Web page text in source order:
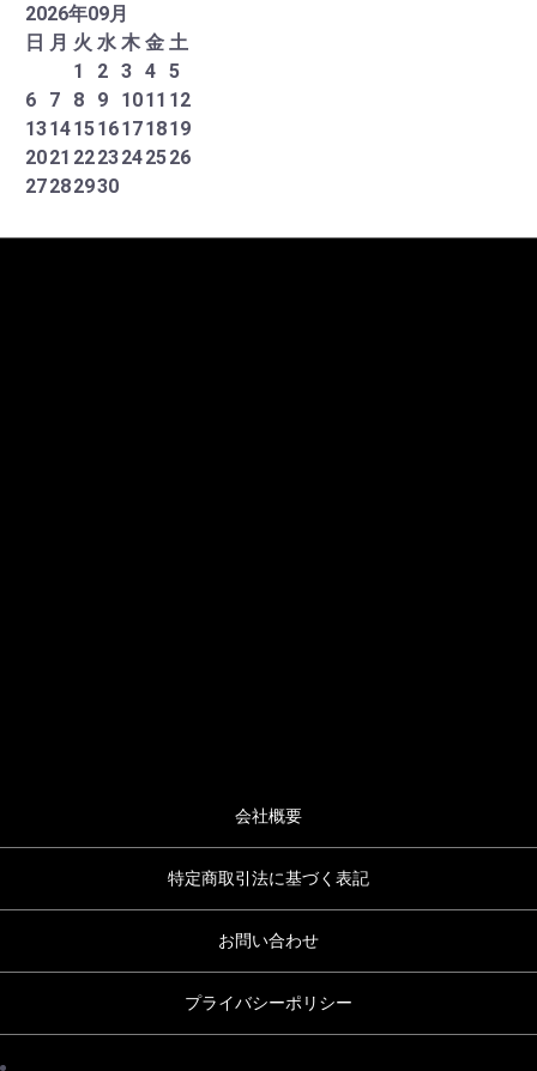
2026年09月
日 月 火 水 木 金 土
1
2 3 4 5
6
7 8 9 1011 12
13141516171819
2021 2223242526
27282930
会社概要
特定商取引法に基づく表記
お問い合わせ
プライバシーポリシー